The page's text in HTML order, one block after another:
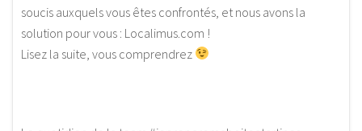
soucis auxquels vous êtes confrontés, et nous avons la
solution pour vous : Localimus.com !
Lisez la suite, vous comprendrez